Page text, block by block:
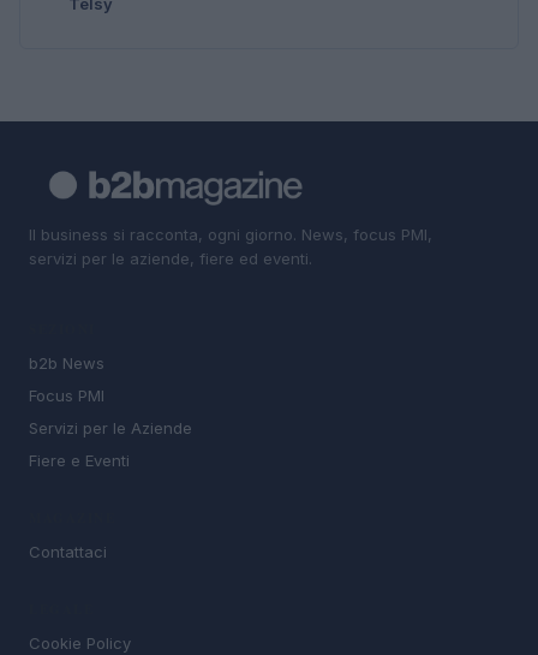
Il business si racconta, ogni giorno. News, focus PMI,
servizi per le aziende, fiere ed eventi.
b2b News
Focus PMI
Servizi per le Aziende
Fiere e Eventi
Contattaci
Cookie Policy